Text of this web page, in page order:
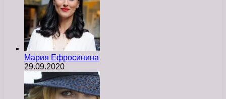
Мария Ефросинина
29.09.2020